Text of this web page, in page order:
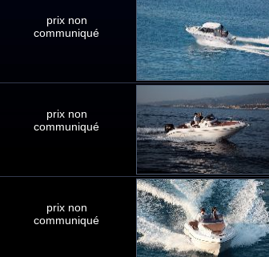
prix non
communiqué
prix non
communiqué
prix non
communiqué